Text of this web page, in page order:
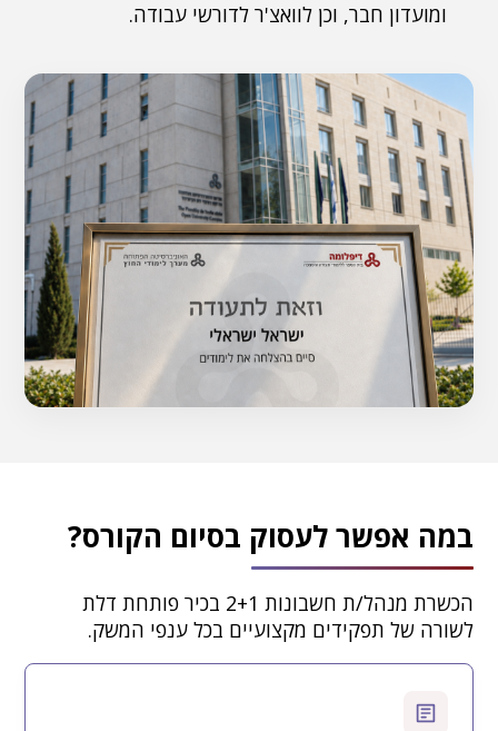
ומועדון חבר, וכן לוואצ'ר לדורשי עבודה.
במה אפשר לעסוק בסיום הקורס?
הכשרת מנהל/ת חשבונות 2+1 בכיר פותחת דלת
לשורה של תפקידים מקצועיים בכל ענפי המשק.